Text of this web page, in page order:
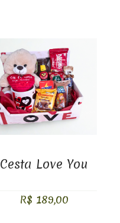
Cesta Love You
R$ 189,00